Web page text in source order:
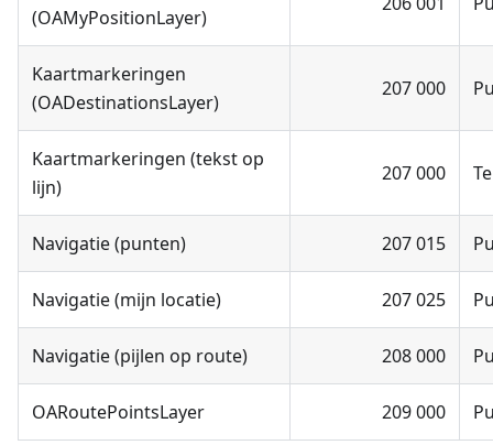
(OAMyPositionLayer)
Kaartmarkeringen
(OADestinationsLayer)
207 000
Kaartmarkeringen (tekst op
lijn)
207 000
Navigatie (punten) 207 015
Navigatie (mijn locatie) 207 025
Navigatie (pijlen op route) 208 000
OARoutePointsLayer 209 000